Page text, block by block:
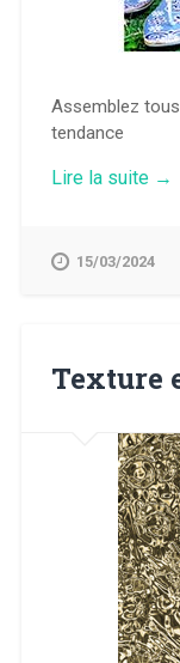
Assemblez
tendance
Lire la suite «
→
15/03/2024
Texture